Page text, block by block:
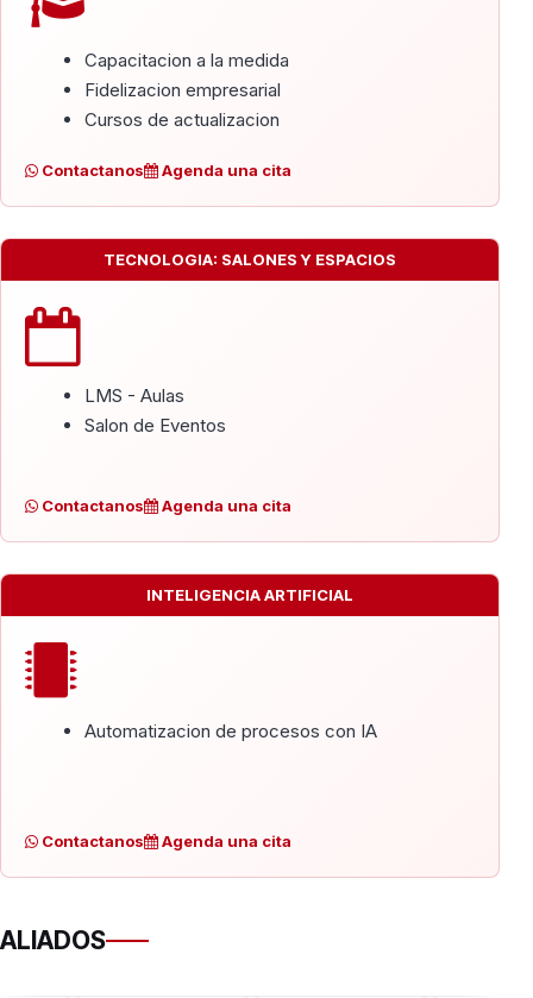
Capacitacion a la medida
Fidelizacion empresarial
Cursos de actualizacion
Contactanos Agenda una cita
TECNOLOGIA: SALONES Y ESPACIOS
LMS - Aulas
Salon de Eventos
Contactanos Agenda una cita
INTELIGENCIA ARTIFICIAL
Automatizacion de procesos con IA
Contactanos Agenda una cita
ALIADOS